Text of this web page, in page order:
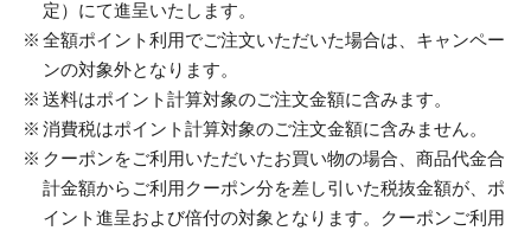
定）にて進呈いたします。
全額ポイント利用でご注文いただいた場合は、キャンペー
ンの対象外となります。
送料はポイント計算対象のご注文金額に含みます。
消費税はポイント計算対象のご注文金額に含みません。
クーポンをご利用いただいたお買い物の場合、商品代金合
計金額からご利用クーポン分を差し引いた税抜金額が、ポ
イント進呈および倍付の対象となります。クーポンご利用